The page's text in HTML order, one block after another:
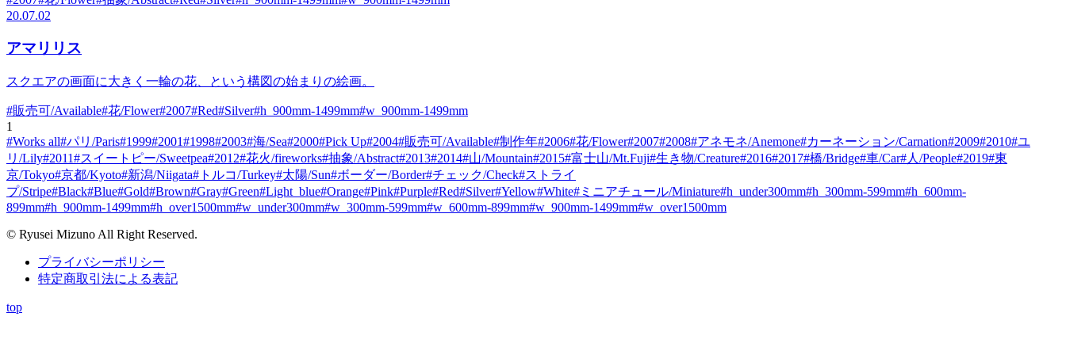
20.07.02
アマリリス
スクエアの画面に大きく一輪の花、という構図の始まりの絵画。
#販売可/Available#花/Flower#2007#Red#Silver#h_900mm-1499mm#w_900mm-1499mm
1
#Works all#パリ/Paris#1999#2001#1998#2003#海/Sea#2000#Pick Up#2004#販売可/Available#制作年#2006#花/Flower#2007#2008#アネモネ/Anemone#カーネーション/Carnation#2009#2010#ユ
リ/Lily#2011#スイートピー/Sweetpea#2012#花火/fireworks#抽象/Abstract#2013#2014#山/Mountain#2015#富士山/Mt.Fuji#生き物/Creature#2016#2017#橋/Bridge#車/Car#人/People#2019#東
京/Tokyo#京都/Kyoto#新潟/Niigata#トルコ/Turkey#太陽/Sun#ボーダー/Border#チェック/Check#ストライ
プ/Stripe#Black#Blue#Gold#Brown#Gray#Green#Light_blue#Orange#Pink#Purple#Red#Silver#Yellow#White#ミニアチュール/Miniature#h_under300mm#h_300mm-599mm#h_600mm-
899mm#h_900mm-1499mm#h_over1500mm#w_under300mm#w_300mm-599mm#w_600mm-899mm#w_900mm-1499mm#w_over1500mm
© Ryusei Mizuno All Right Reserved.
プライバシーポリシー
特定商取引法による表記
top